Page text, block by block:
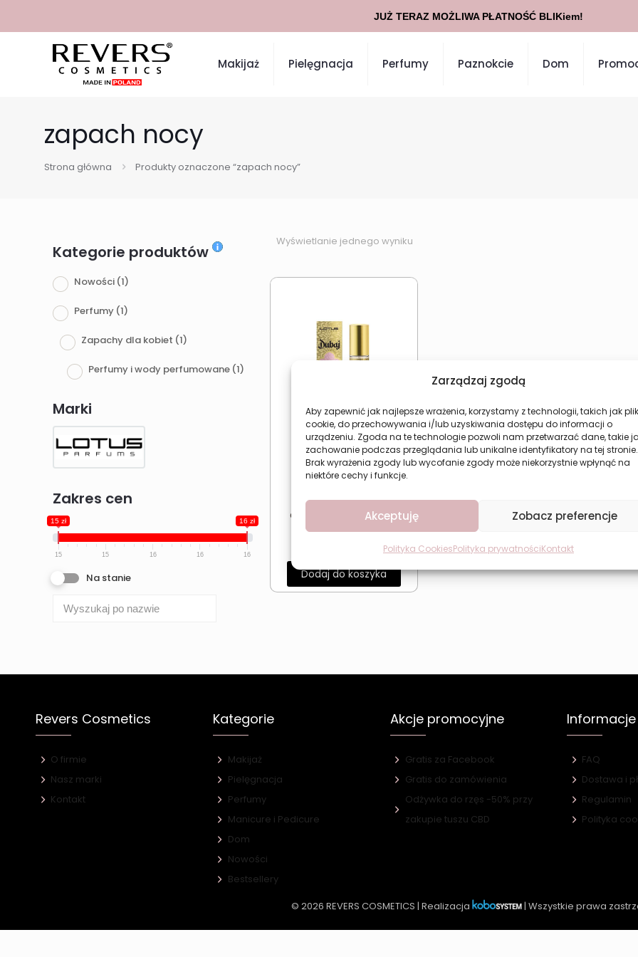
Zarządzaj zgodą
Aby zapewnić jak najlepsze wrażenia, korzystamy z technologii, takich jak
cookie, do przechowywania i/lub uzyskiwania dostępu do informacji o
urządzeniu. Zgoda na te technologie pozwoli nam przetwarzać dane, takie
zachowanie podczas przeglądania lub unikalne identyfikatory na tej stronie.
Brak wyrażenia zgody lub wycofanie zgody może niekorzystnie wpłynąć na
niektóre cechy i funkcje.
Akceptuję Zobacz preferencje
Polityka CookiesPolityka prywatnościKontakt
Makijaż Pielęgnacja Perfumy Paznokcie Dom
zapach nocy
Strona główna Produkty oznaczone “zapach nocy”
Kategorie produktów
Nowości (1)
Perfumy (1)
Zapachy dla kobiet (1)
Perfumy i wody perfumowane (1)
Marki
Zakres cen
15 zł 16 zł
15 15 16 16 16
Na stanie
Wyświetlanie jednego wyniku
Orientalne perfumy
damskie Dubaj LOTUS
Desert Nights 33 ml
Dodaj do koszyka
Revers Cosmetics
O firmie
Nasz marki
Kontakt
Kategorie
Makijaż
Pielęgnacja
Perfumy
Manicure i Pedicure
Dom
Nowości
Bestsellery
Akcje promocyjne
Gratis za Facebook
Gratis do zamówienia
Odżywka do rzęs -50% przy
zakupie tuszu CBD
Informacje
FAQ
Dostawa i
Regulamin
Polityka
© 2026 REVERS COSMETICS | Realizacja | Wszystkie prawa
JUŻ TERAZ MOŻLIWA PŁATNOŚĆ BLIKiem!